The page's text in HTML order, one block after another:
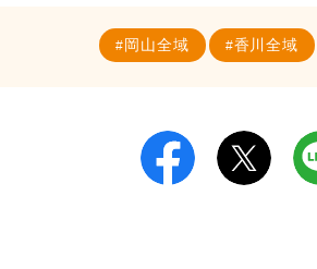
岡山全域 香川全域